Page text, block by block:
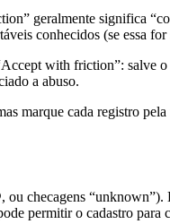
geralmente significa
conhecidos (se essa
with friction”:
a abuso.
marque cada registro
checagens
permitir o cadastro para